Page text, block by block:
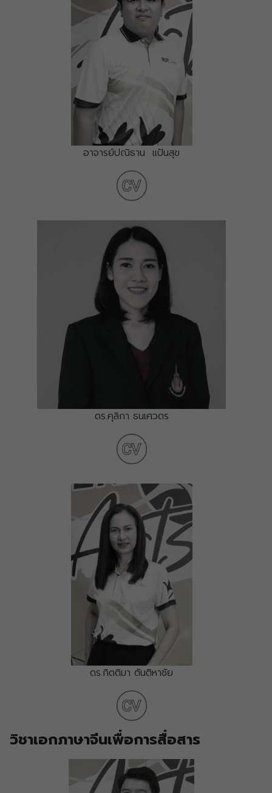
อาจารย์ปณิธาน แป้นสุข
ดร.คุลิกา ธนเศวตร
ดร.กิตติมา ตันติหาชัย
วิชาเอกภาษาจีนเพื่อการสื่อสาร